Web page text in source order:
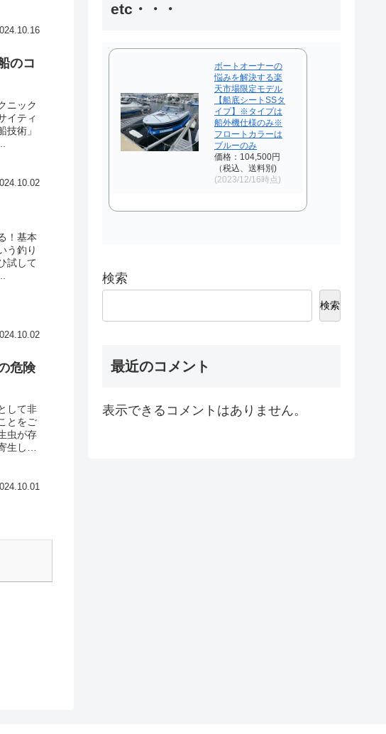
のコ
ニック
イティ
技術」
！基本
う釣り
試して
危険
して非
とをご
虫が存
し、
必要で
etc・・・
ボートオーナーの
悩みを解決する楽
天市場限定モデル
【船底シートSSタ
イプ】※タイプは
船外機仕様のみ※
フロートカラーは
ブルーのみ
価格：104,500円
（税込、送料別)
(2023/12/16時点)
検索
検索
最近のコメント
表示できるコメントはありません。